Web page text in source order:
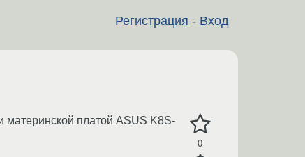
Регистрация - Вход
0
материнской платой ASUS K8S-